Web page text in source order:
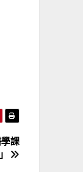
課